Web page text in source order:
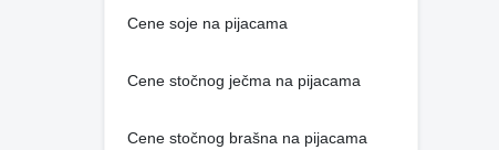
Cene soje na pijacama
Cene stočnog ječma na pijacama
Cene stočnog brašna na pijacama